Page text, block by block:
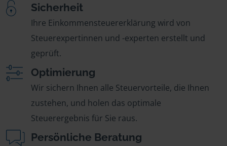
Sicherheit
Ihre Einkommensteuererklärung wird von
Steuerexpertinnen und -experten erstellt und
geprüft.
Optimierung
Wir sichern Ihnen alle Steuervorteile, die Ihnen
zustehen, und holen das optimale
Steuerergebnis für Sie raus.
Persönliche Beratung